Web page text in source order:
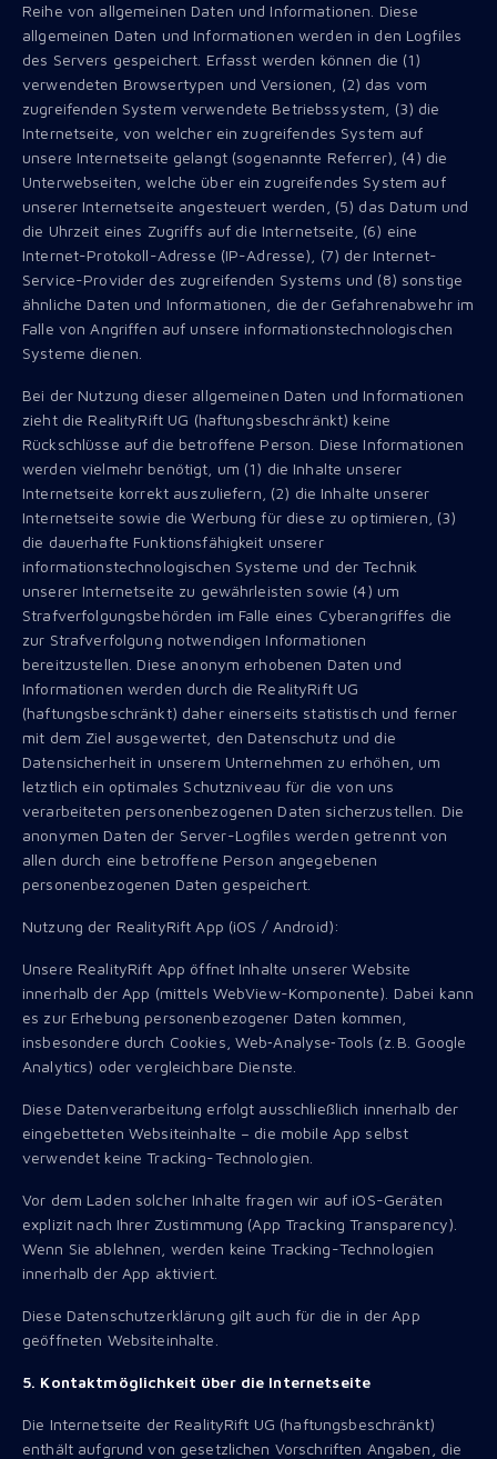
Reihe von allgemeinen Daten und Informationen. Diese
allgemeinen Daten und Informationen werden in den Logfiles
des Servers gespeichert. Erfasst werden können die (1)
verwendeten Browsertypen und Versionen, (2) das vom
zugreifenden System verwendete Betriebssystem, (3) die
Internetseite, von welcher ein zugreifendes System auf
unsere Internetseite gelangt (sogenannte Referrer), (4) die
Unterwebseiten, welche über ein zugreifendes System auf
unserer Internetseite angesteuert werden, (5) das Datum und
die Uhrzeit eines Zugriffs auf die Internetseite, (6) eine
Internet-Protokoll-Adresse (IP-Adresse), (7) der Internet-
Service-Provider des zugreifenden Systems und (8) sonstige
ähnliche Daten und Informationen, die der Gefahrenabwehr im
Falle von Angriffen auf unsere informationstechnologischen
Systeme dienen.
Bei der Nutzung dieser allgemeinen Daten und Informationen
zieht die RealityRift UG (haftungsbeschränkt) keine
Rückschlüsse auf die betroffene Person. Diese Informationen
werden vielmehr benötigt, um (1) die Inhalte unserer
Internetseite korrekt auszuliefern, (2) die Inhalte unserer
Internetseite sowie die Werbung für diese zu optimieren, (3)
die dauerhafte Funktionsfähigkeit unserer
informationstechnologischen Systeme und der Technik
unserer Internetseite zu gewährleisten sowie (4) um
Strafverfolgungsbehörden im Falle eines Cyberangriffes die
zur Strafverfolgung notwendigen Informationen
bereitzustellen. Diese anonym erhobenen Daten und
Informationen werden durch die RealityRift UG
(haftungsbeschränkt) daher einerseits statistisch und ferner
mit dem Ziel ausgewertet, den Datenschutz und die
Datensicherheit in unserem Unternehmen zu erhöhen, um
letztlich ein optimales Schutzniveau für die von uns
verarbeiteten personenbezogenen Daten sicherzustellen. Die
anonymen Daten der Server-Logfiles werden getrennt von
allen durch eine betroffene Person angegebenen
personenbezogenen Daten gespeichert.
Nutzung der RealityRift App (iOS / Android):
Unsere RealityRift App öffnet Inhalte unserer Website
innerhalb der App (mittels WebView-Komponente). Dabei kann
es zur Erhebung personenbezogener Daten kommen,
insbesondere durch Cookies, Web‑Analyse‑Tools (z. B. Google
Analytics) oder vergleichbare Dienste.
Diese Datenverarbeitung erfolgt ausschließlich innerhalb der
eingebetteten Websiteinhalte – die mobile App selbst
verwendet keine Tracking-Technologien.
Vor dem Laden solcher Inhalte fragen wir auf iOS-Geräten
explizit nach Ihrer Zustimmung (App Tracking Transparency).
Wenn Sie ablehnen, werden keine Tracking-Technologien
innerhalb der App aktiviert.
Diese Datenschutzerklärung gilt auch für die in der App
geöffneten Websiteinhalte.
5. Kontaktmöglichkeit über die Internetseite
Die Internetseite der RealityRift UG (haftungsbeschränkt)
enthält aufgrund von gesetzlichen Vorschriften Angaben, die